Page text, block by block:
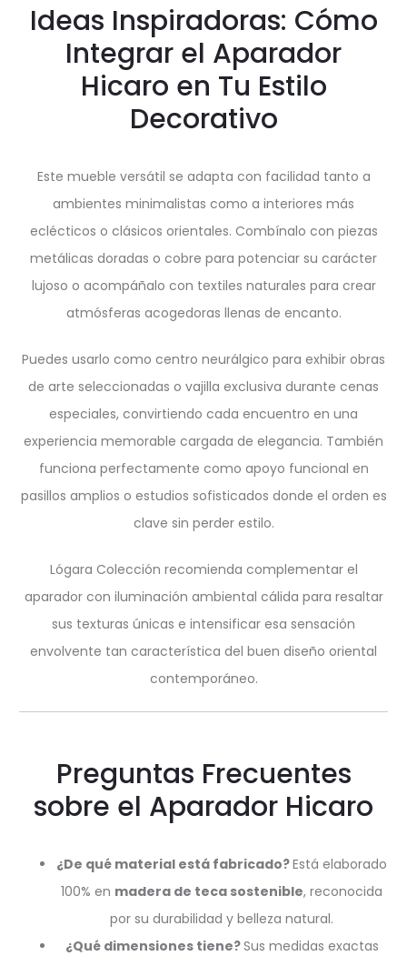
Ideas Inspiradoras: Cómo
Integrar el Aparador
Hicaro en Tu Estilo
Decorativo
Este mueble versátil se adapta con facilidad tanto a
ambientes minimalistas como a interiores más
eclécticos o clásicos orientales. Combínalo con piezas
metálicas doradas o cobre para potenciar su carácter
lujoso o acompáñalo con textiles naturales para crear
atmósferas acogedoras llenas de encanto.
Puedes usarlo como centro neurálgico para exhibir obras
de arte seleccionadas o vajilla exclusiva durante cenas
especiales, convirtiendo cada encuentro en una
experiencia memorable cargada de elegancia. También
funciona perfectamente como apoyo funcional en
pasillos amplios o estudios sofisticados donde el orden es
clave sin perder estilo.
Lógara Colección recomienda complementar el
aparador con iluminación ambiental cálida para resaltar
sus texturas únicas e intensificar esa sensación
envolvente tan característica del buen diseño oriental
contemporáneo.
Preguntas Frecuentes
sobre el Aparador Hicaro
¿De qué material está fabricado?Está elaborado
100% en madera de teca sostenible, reconocida
por su durabilidad y belleza natural.
¿Qué dimensiones tiene?Sus medidas exactas